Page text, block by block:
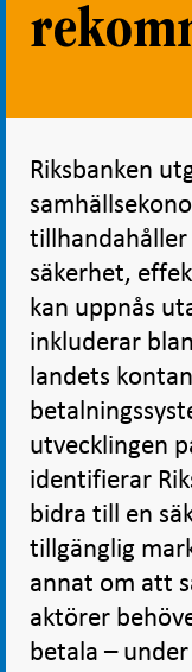
Riksbanken
tillhandahåller
säkerhet,
kan uppnås
inkluderar
landets
utvecklingen
identifierar
bidra till en
tillgänglig
annat om att
aktörer
betala –